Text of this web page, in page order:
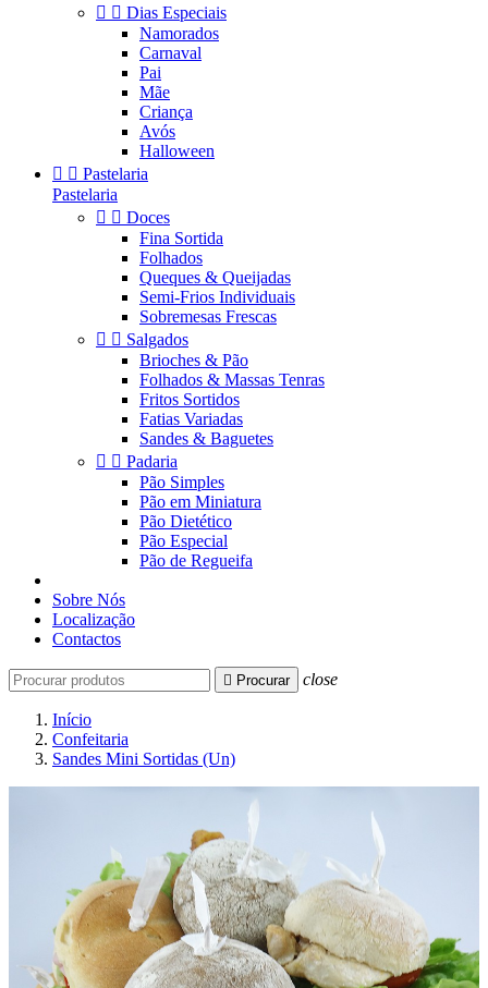
  Dias Especiais
Namorados
Carnaval
Pai
Mãe
Criança
Avós
Halloween
  Pastelaria
Pastelaria
  Doces
Fina Sortida
Folhados
Queques & Queijadas
Semi-Frios Individuais
Sobremesas Frescas
  Salgados
Brioches & Pão
Folhados & Massas Tenras
Fritos Sortidos
Fatias Variadas
Sandes & Baguetes
  Padaria
Pão Simples
Pão em Miniatura
Pão Dietético
Pão Especial
Pão de Regueifa
Sobre Nós
Localização
Contactos
 Procurar close
Início
Confeitaria
Sandes Mini Sortidas (Un)